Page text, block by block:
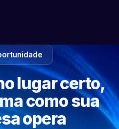
lugar certo,
como sua
opera